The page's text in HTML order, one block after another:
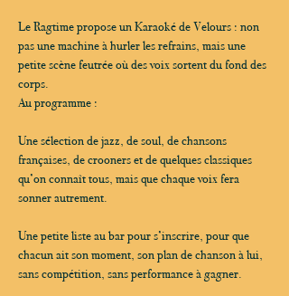
Le Ragtime propose un Karaoké de Velours : non
pas une machine à hurler les refrains, mais une
petite scène feutrée où des voix sortent du fond des
corps.
Au programme :
Une sélection de jazz, de soul, de chansons
françaises, de crooners et de quelques classiques
qu’on connaît tous, mais que chaque voix fera
sonner autrement.
Une petite liste au bar pour s’inscrire, pour que
chacun ait son moment, son plan de chanson à lui,
sans compétition, sans performance à gagner.